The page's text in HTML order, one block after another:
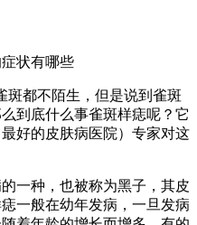
斑都不陌生，但是说到雀斑
到底什么事雀斑样痣呢？它
好的皮肤病医院）专家对这
一种，也被称为黑子，其皮
一般在幼年发病，一旦发病